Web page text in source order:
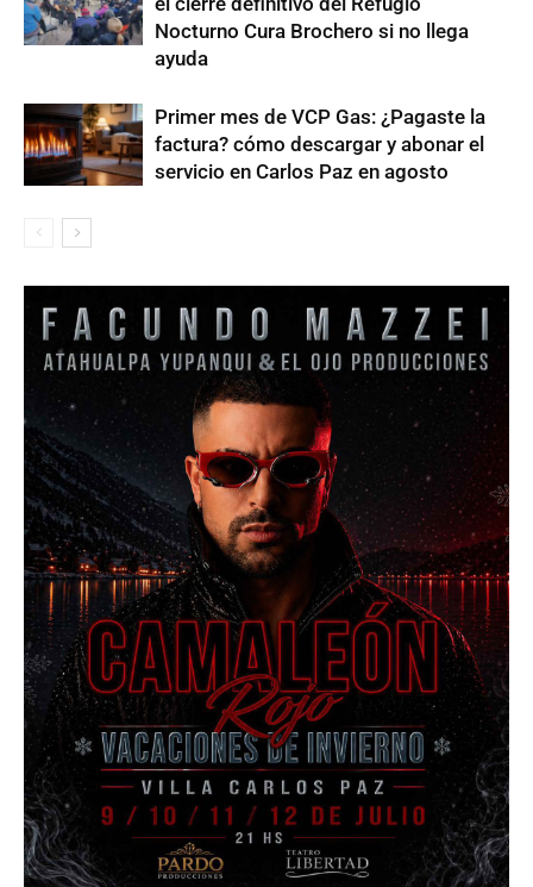
Nocturno Cura Brochero si no llega
ayuda
Primer mes de VCP Gas: ¿Pagaste la
factura? cómo descargar y abonar el
servicio en Carlos Paz en agosto